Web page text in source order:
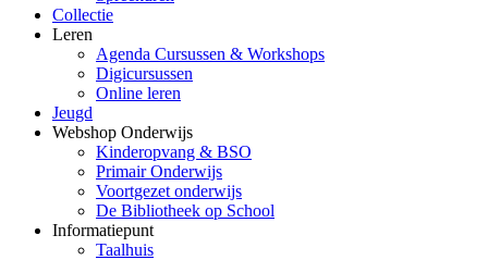
Collectie
Leren
Agenda Cursussen & Workshops
Digicursussen
Online leren
Jeugd
Webshop Onderwijs
Kinderopvang & BSO
Primair Onderwijs
Voortgezet onderwijs
De Bibliotheek op School
Informatiepunt
Taalhuis